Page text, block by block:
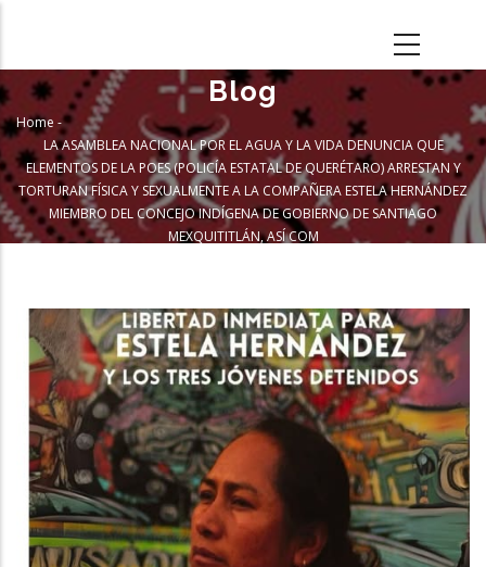
main
content
Blog
Breadcrumb
Home -
LA ASAMBLEA NACIONAL POR EL AGUA Y LA VIDA DENUNCIA QUE
ELEMENTOS DE LA POES (POLICÍA ESTATAL DE QUERÉTARO) ARRESTAN Y
TORTURAN FÍSICA Y SEXUALMENTE A LA COMPAÑERA ESTELA HERNÁNDEZ
MIEMBRO DEL CONCEJO INDÍGENA DE GOBIERNO DE SANTIAGO
MEXQUITITLÁN, ASÍ COM